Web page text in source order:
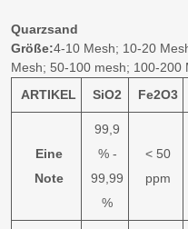
Quarzsand
Größe:4-10 Mesh; 10-20
Mesh; 50-100 mesh; 100-200
ARTIKEL
SiO2 Fe2O3
Eine
Note
99,9
% -
99,99
%
< 50
ppm